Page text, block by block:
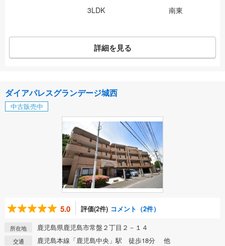
3LDK 南東
詳細を見る
ダイアパレスグランデージ城西
中古販売中
5.0 評価(2件) コメント（2件）
所在地 鹿児島県鹿児島市常盤２丁目２－１４
交通 鹿児島本線「鹿児島中央」駅 徒歩18分 他